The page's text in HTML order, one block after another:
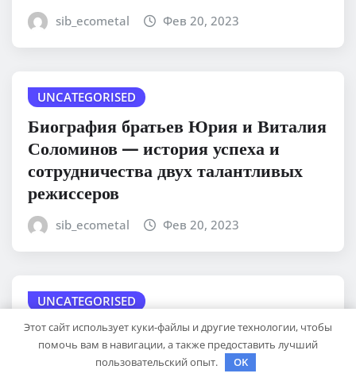
sib_ecometal Фев 20, 2023
UNCATEGORISED
Биография братьев Юрия и Виталия
Соломинов — история успеха и
сотрудничества двух талантливых
режиссеров
sib_ecometal Фев 20, 2023
UNCATEGORISED
Причины появления чирия на глазу
и возможные осложнения
Этот сайт использует куки-файлы и другие технологии, чтобы
помочь вам в навигации, а также предоставить лучший
пользовательский опыт.
OK